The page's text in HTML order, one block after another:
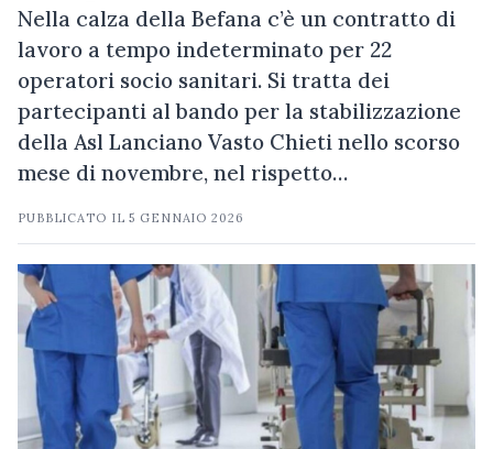
Nella calza della Befana c’è un contratto di
lavoro a tempo indeterminato per 22
operatori socio sanitari. Si tratta dei
partecipanti al bando per la stabilizzazione
della Asl Lanciano Vasto Chieti nello scorso
mese di novembre, nel rispetto…
PUBBLICATO IL5 GENNAIO 2026